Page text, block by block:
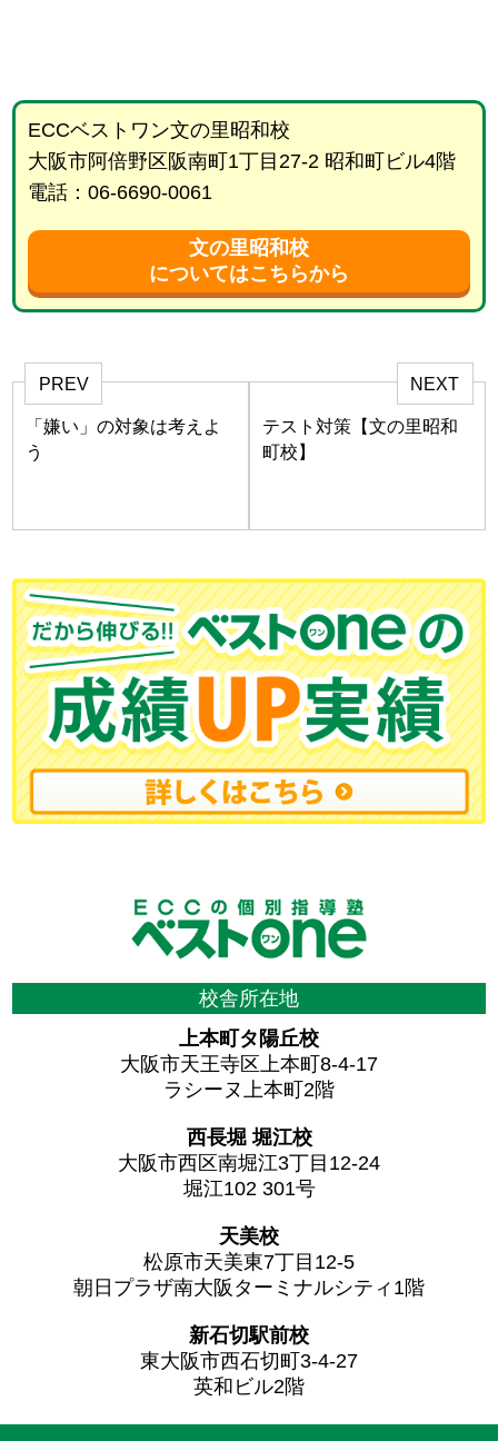
ECCベストワン文の里昭和校
大阪市阿倍野区阪南町1丁目27-2 昭和町ビル4階
電話：06-6690-0061
文の里昭和校
についてはこちらから
PREV
「嫌い」の対象は考えよ
う
NEXT
テスト対策【文の里昭和
町校】
校舎所在地
上本町タ陽丘校
大阪市天王寺区上本町8-4-17
ラシーヌ上本町2階
西長堀 堀江校
大阪市西区南堀江3丁目12-24
堀江102 301号
天美校
松原市天美東7丁目12-5
朝日プラザ南大阪ターミナルシティ1階
新石切駅前校
東大阪市西石切町3-4-27
英和ビル2階